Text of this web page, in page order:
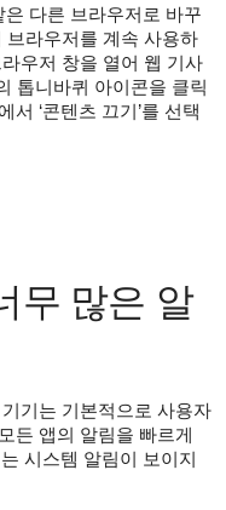
다른 브라우저로 바꾸
브라우저를 계속 사용하
우저 창을 열어 웹 기사
톱니바퀴 아이콘을 클릭
‘콘텐츠 끄기’를 선택
무 많은 알
기는 기본적으로 사용자
든 앱의 알림을 빠르게
시스템 알림이 보이지